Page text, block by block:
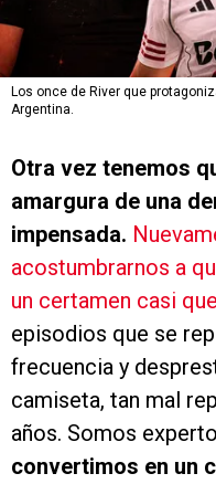
Los once de River que
Argentina.
Otra vez tenemos
amargura de una
impensada.
acostumbrarnos a
un certamen casi
episodios que se
frecuencia y
camiseta, tan mal
años. Somos
convertimos en un